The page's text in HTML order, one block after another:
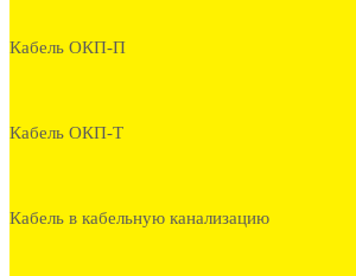
Кабель ОКП-П
Кабель ОКП-Т
Кабель в кабельную канализацию